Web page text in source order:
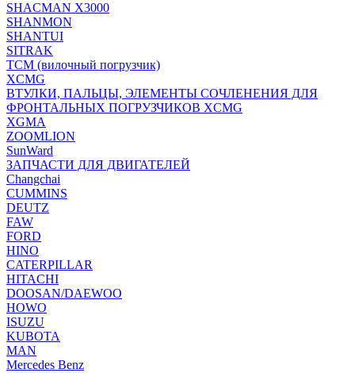
SHACMAN X3000
SHANMON
SHANTUI
SITRAK
TCM (вилочный погрузчик)
XCMG
ВТУЛКИ, ПАЛЬЦЫ, ЭЛЕМЕНТЫ СОЧЛЕНЕНИЯ ДЛЯ
ФРОНТАЛЬНЫХ ПОГРУЗЧИКОВ XCMG
XGMA
ZOOMLION
SunWard
ЗАПЧАСТИ ДЛЯ ДВИГАТЕЛЕЙ
Changchai
CUMMINS
DEUTZ
FAW
FORD
HINO
CATERPILLAR
HITACHI
DOOSAN/DAEWOO
HOWO
ISUZU
KUBOTA
MAN
Mercedes Benz